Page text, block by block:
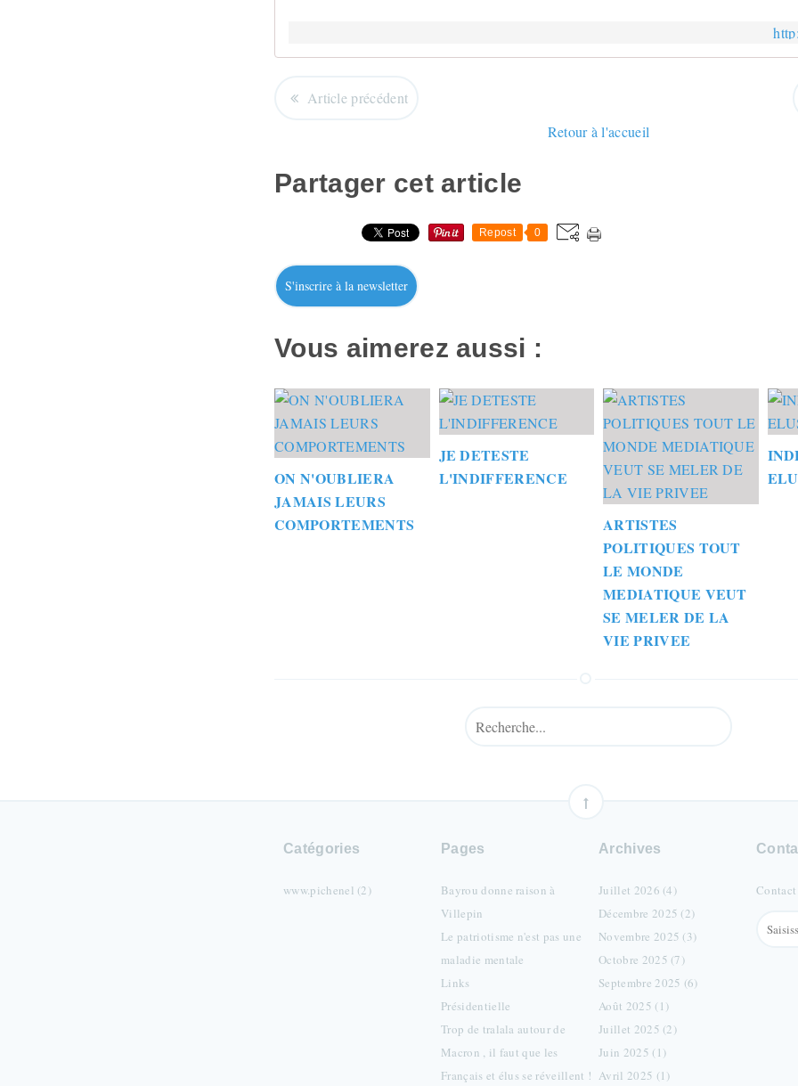
Article précédent
Retour à l'accueil
Partager cet article
Repost 0
S'inscrire à la newsletter
Vous aimerez aussi :
ON N'OUBLIERA
JAMAIS LEURS
COMPORTEMENTS
JE DETESTE
L'INDIFFERENCE
ARTISTES
POLITIQUES TOUT
LE MONDE
MEDIATIQUE VEUT
SE MELER DE LA
VIE PRIVEE
Catégories
www.pichenel (2)
Pages
Bayrou donne raison à
Villepin
Le patriotisme n'est pas une
maladie mentale
Links
Présidentielle
Trop de tralala autour de
Macron , il faut que les
Français et élus se réveillent !
Archives
Juillet 2026 (4)
Décembre 2025 (2)
Novembre 2025 (3)
Octobre 2025 (7)
Septembre 2025 (6)
Août 2025 (1)
Juillet 2025 (2)
Juin 2025 (1)
Avril 2025 (1)
Contact